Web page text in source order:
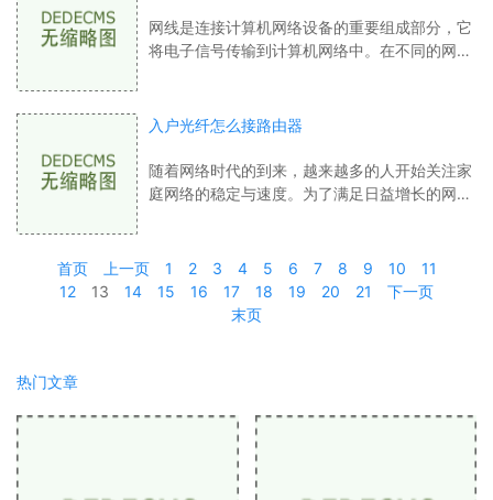
网线是连接计算机网络设备的重要组成部分，它
将电子信号传输到计算机网络中。在不同的网络
入户光纤怎么接路由器
随着网络时代的到来，越来越多的人开始关注家
庭网络的稳定与速度。为了满足日益增长的网络
首页
上一页 1 2 3 4 5 6 7 8 9 10
11
12
13 14 15 16 17 18 19 20 21
下一页
末页
热门文章